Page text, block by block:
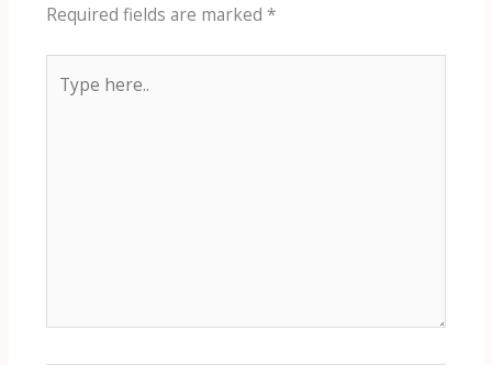
Required fields are marked *
here..